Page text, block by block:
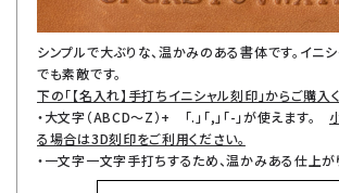
シンプルで大ぶりな、温かみのある書体です。イニ
でも素敵です。
下の「【名入れ】手打ちイニシャル刻印」からご購入
・大文字（ABCD～Z）+ 「.」「,」「-」が使えます。
る場合は3D刻印をご利用ください。
・一文字一文字手打ちするため、温かみある仕上が